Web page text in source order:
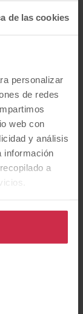
de las cookies
personalizar
de redes
web con
y análisis
información
a
BMW
DS